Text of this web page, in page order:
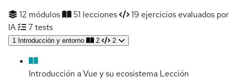
12 módulos
51 lecciones
19 ejercicios evaluados por
IA
7 tests
1 Introducción y entorno 2 2
Introducción a Vue y su ecosistema Lección